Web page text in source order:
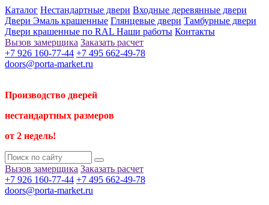
Каталог Нестандартные двери Входные деревянные двери
Двери Эмаль крашенные Глянцевые двери Тамбурные двери
Двери крашенные по RAL Наши работы Контакты
Вызов замерщика Заказать расчет
+7 926 160-77-44 +7 495 662-49-78
doors@porta-market.ru
Производство дверей
нестандартных размеров
от 2 недель!
Вызов замерщика Заказать расчет
+7 926 160-77-44 +7 495 662-49-78
doors@porta-market.ru